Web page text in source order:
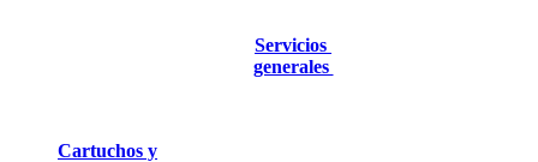
Servicios
generales
Cartuchos y